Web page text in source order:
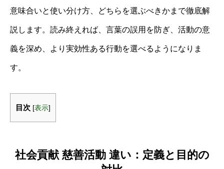
意味合いと使い分け方、どちらを選ぶべきかまで徹底解
説します。読み終えれば、言葉の誤用を防ぎ、活動の意
義を深め、より実効性ある行動を選べるようになりま
す。
目次 [表示]
社会貢献 慈善活動 違い：定義と目的の